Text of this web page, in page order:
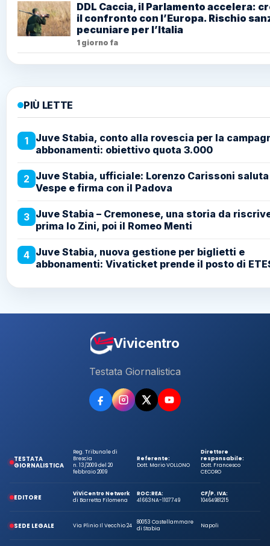
DDL Caccia, il Parlamento accelera:
il confronto con l’Europa. Rischio
pecuniare per l’Italia
1 giorno fa
PIÙ LETTE
1
Juve Stabia, conto alla rovescia per la
abbonamenti: obiettivo quota 3.000
2 Juve Stabia, ufficiale: Lorenzo Carissoni
Vespe e firma con il Padova
3 Juve Stabia – Cremonese, una storia da
prima lo Zini, poi il Romeo Menti
4 Juve Stabia, nuova gestione per biglietti e
abbonamenti: Vivaticket prende il posto di
Vivicentro
Testata Giornalistica
TESTATA
GIORNALISTICA
Reg. Tribunale di
Brescia
n. 13/2009 del 20
febbraio 2009
Referente:
Dott. Mario VOLLONO
Direttore
responsabile:
Dott. Francesco
CECORO
EDITORE
ViViCentro Network
di Barretta Filomena
ROC:
41663
REA:
NA-1107749
CF/P. IVA:
10464981215
SEDE LEGALE Via Plinio Il Vecchio 24
80053 Castellammare
di Stabia
Napoli